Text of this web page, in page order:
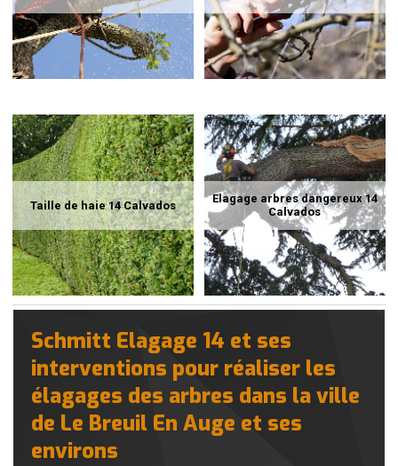
Taille de haie 14 Calvados
Elagage arbres dangereux 14
Calvados
Schmitt Elagage 14 et ses
interventions pour réaliser les
élagages des arbres dans la ville
de Le Breuil En Auge et ses
environs